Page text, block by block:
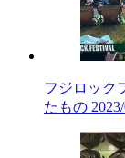
フジロック
たもの